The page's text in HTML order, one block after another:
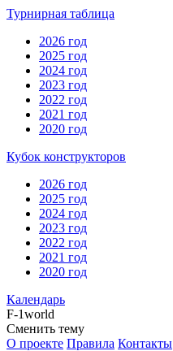
Турнирная таблица
2026 год
2025 год
2024 год
2023 год
2022 год
2021 год
2020 год
Кубок конструкторов
2026 год
2025 год
2024 год
2023 год
2022 год
2021 год
2020 год
Календарь
F-1world
Сменить тему
О проекте Правила Контакты